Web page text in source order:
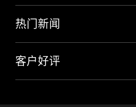
热门新闻
客户好评